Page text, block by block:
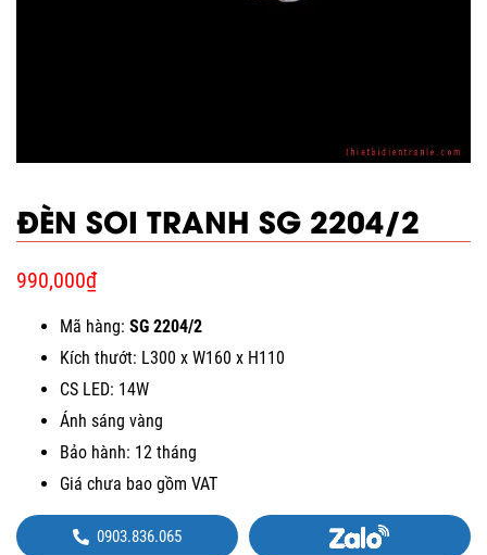
ĐÈN SOI TRANH SG 2204/2
990,000₫
Mã hàng: SG 2204/2
Kích thướt: L300 x W160 x H110
CS LED: 14W
Ánh sáng vàng
Bảo hành: 12 tháng
Giá chưa bao gồm VAT
0903.836.065